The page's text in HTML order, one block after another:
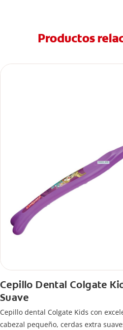
Productos
Cepillo Dental Colgate
Suave
Cepillo dental Colgate Kids con
cabezal pequeño, cerdas extra